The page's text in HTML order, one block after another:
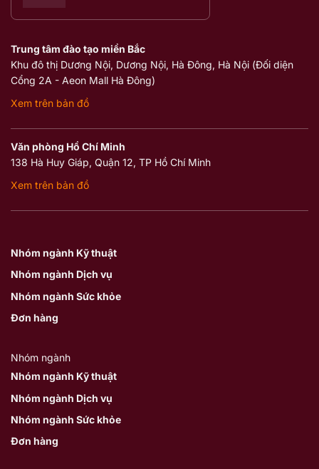
Nhóm ngành Kỹ thuật
Nhóm ngành Dịch vụ
Nhóm ngành Sức khỏe
Đơn hàng
Nhóm ngành
Nhóm ngành Kỹ thuật
Nhóm ngành Dịch vụ
Nhóm ngành Sức khỏe
Đơn hàng
Trung tâm đào tạo miền Bắc
Khu đô thị Dương Nội, Dương Nội, Hà Đông, Hà Nội (Đối diện
Cổng 2A - Aeon Mall Hà Đông)
Xem trên bản đồ
Văn phòng Hồ Chí Minh
138 Hà Huy Giáp, Quận 12, TP Hồ Chí Minh
Xem trên bản đồ